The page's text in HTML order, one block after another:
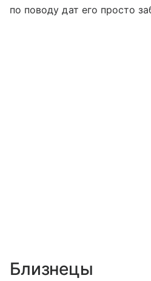
по поводу дат его просто
Близнецы